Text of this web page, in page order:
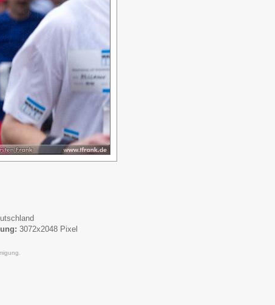
3072x2048 Pixel